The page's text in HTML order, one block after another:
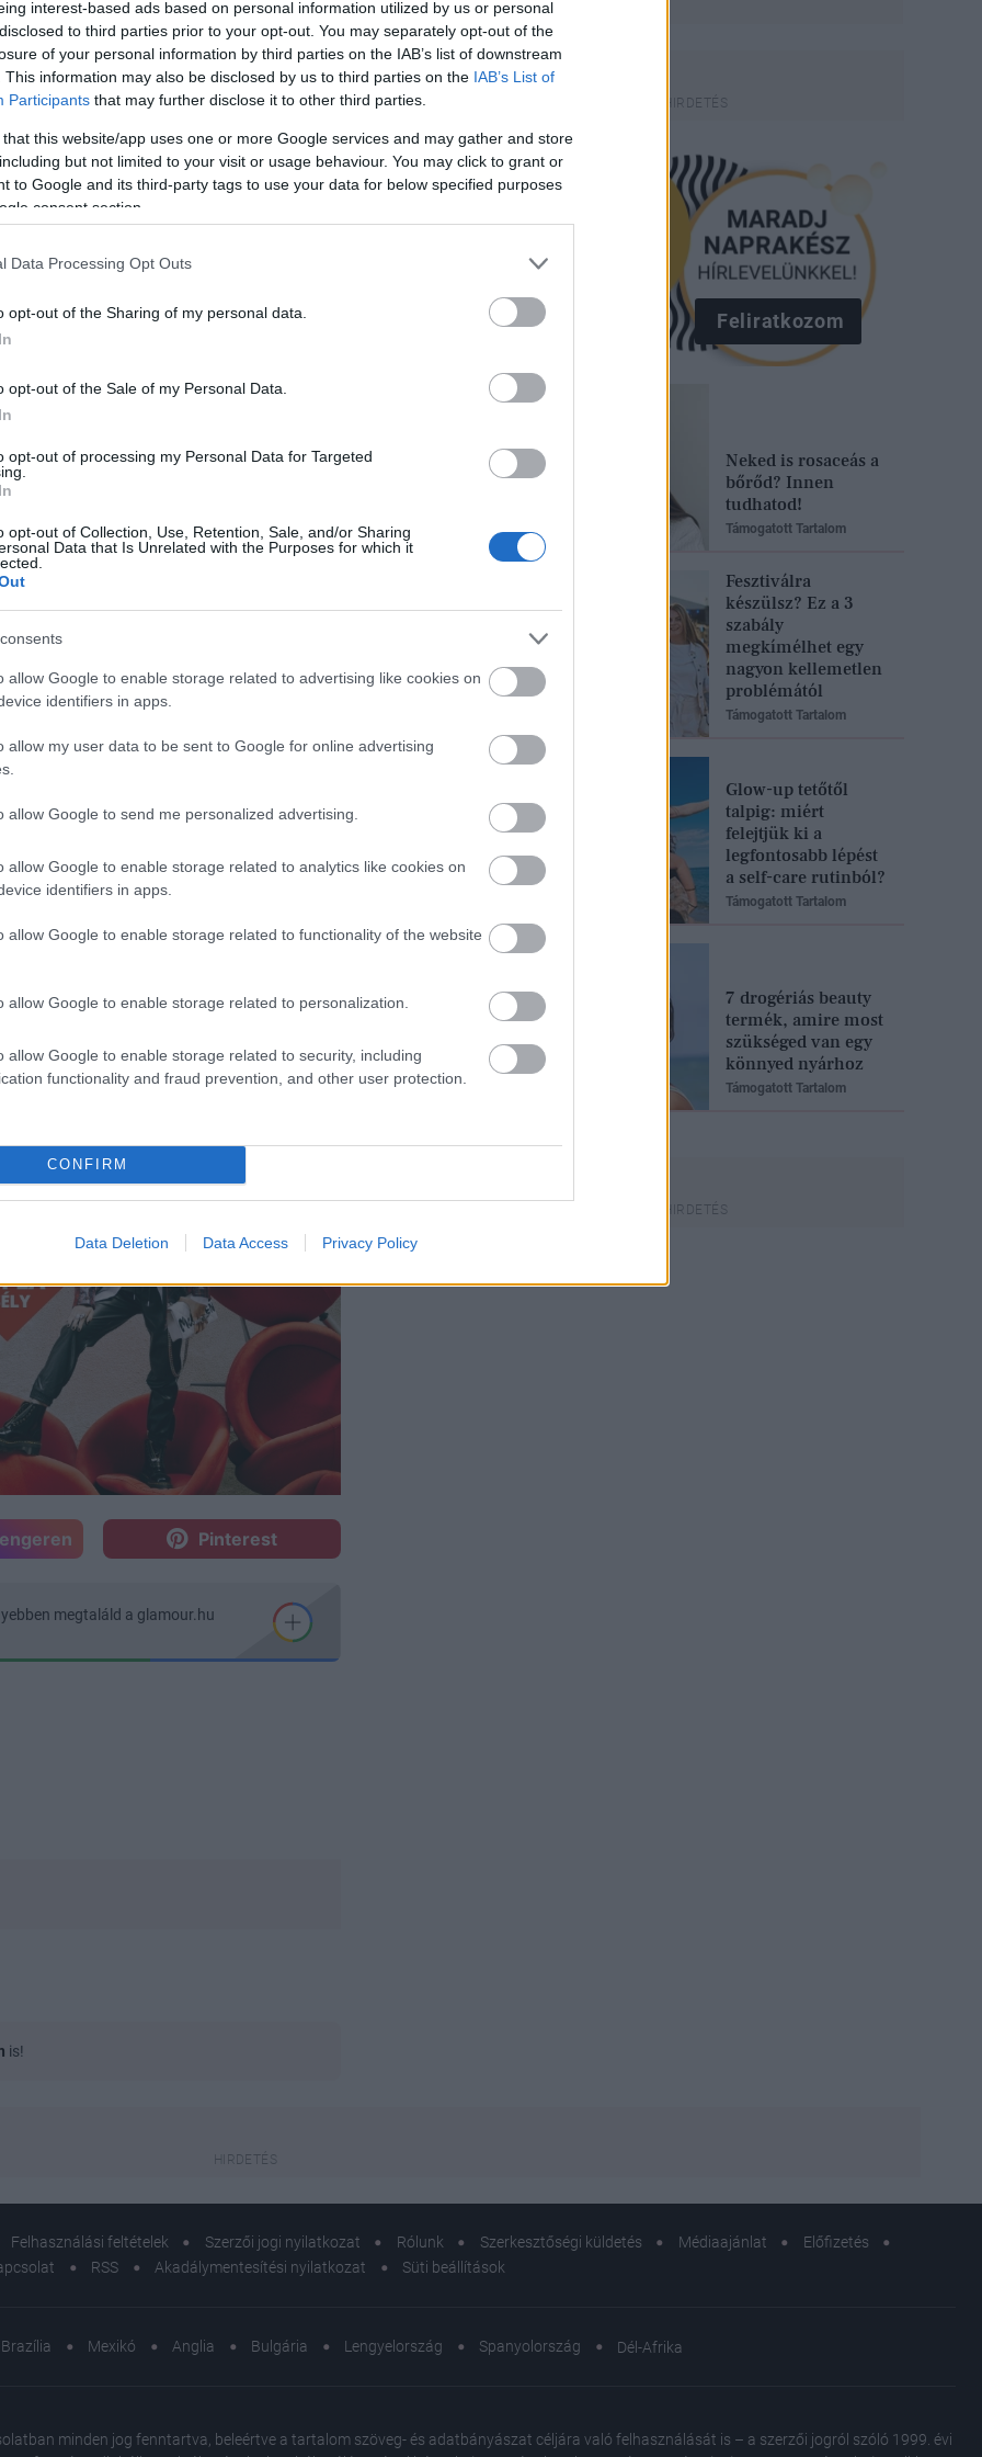
interest-based ads based on personal information utilized by us or personal
to third parties prior to your opt-out. You may separately opt-out of the
of your personal information by third parties on the IAB’s list of downstream
This information may also be disclosed by us to third parties on the IAB’s List of
Participants that may further disclose it to other third parties.
that this website/app uses one or more Google services and may gather and store
but not limited to your visit or usage behaviour. You may click to grant or
to Google and its third-party tags to use your data for below specified purposes
consent section.
Data Processing Opt Outs
opt-out of the Sharing of my personal data.
opt-out of the Sale of my Personal Data.
opt-out of processing my Personal Data for Targeted
opt-out of Collection, Use, Retention, Sale, and/or Sharing
Data that Is Unrelated with the Purposes for which it
allow Google to enable storage related to advertising like cookies on
identifiers in apps.
allow my user data to be sent to Google for online advertising
allow Google to send me personalized advertising.
allow Google to enable storage related to analytics like cookies on
identifiers in apps.
allow Google to enable storage related to functionality of the website
allow Google to enable storage related to personalization.
allow Google to enable storage related to security, including
functionality and fraud prevention, and other user protection.
CONFIRM
Data Deletion Data Access Privacy Policy
Pinterest
körül rengeteg volt a
hogy az Anti megjelenjen
Drake közreműködésével,
azonnal el is tűntették,
ha már ennyit kellett várni a
egészében, ingyen letölthető az
habár jelent meg
nem kapott helyet az így összesen
grandiózus és
videóval párosított American Oxygen,
készült FourFiveSeconds.
futurisztikus hip-hop rigmusokkal és
megjelent kislemezzel Drake,
megjelent Currents című
redeem/?
Pinterest
megtaláld a glamour.hu
is!
Feliratkozom
Neked is rosaceás a
bőrőd? Innen
tudhatod!
Támogatott Tartalom
Fesztiválra
készülsz? Ez a 3
szabály
megkímélhet egy
nagyon kellemetlen
problémától
Támogatott Tartalom
Glow-up tetőtől
talpig: miért
felejtjük ki a
legfontosabb lépést
a self-care rutinból?
Támogatott Tartalom
7 drogériás beauty
termék, amire most
szükséged van egy
könnyed nyárhoz
Támogatott Tartalom
Felhasználási feltételek Szerzői jogi nyilatkozat Rólunk Szerkesztőségi küldetés Médiaajánlat
Előfizetés
RSS Akadálymentesítési nyilatkozat Süti beállítások
Brazília Mexikó Anglia Bulgária Lengyelország Spanyolország Dél-Afrika
minden jog fenntartva, beleértve a tartalom szöveg- és adatbányászat céljára való felhasználását is – a szerzői jogról szóló 1999. évi